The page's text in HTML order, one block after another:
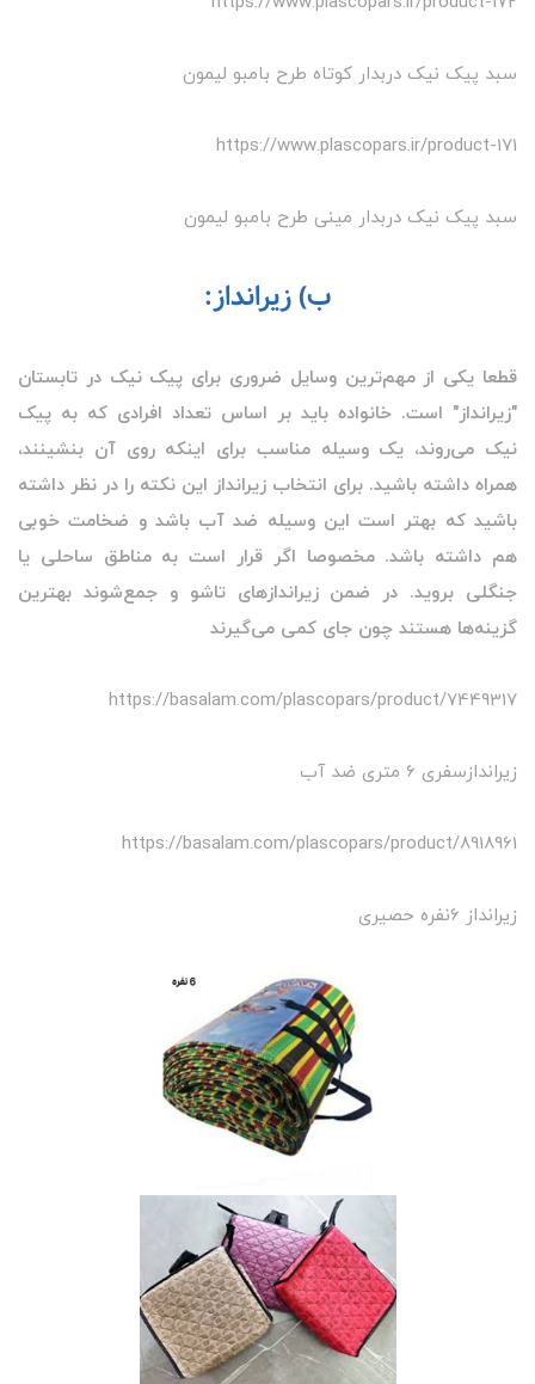
سبد پیک نیک دربدار کوتاه طرح بامبو لیمون
https://www.plascopars.ir/product-171
سبد پیک نیک دربدار مینی طرح بامبو لیمون
ب) زیرانداز:
قطعا یکی از مهم‌ترین وسایل ضروری برای پیک نیک در تابستان
"زیرانداز" است. خانواده باید بر اساس تعداد افرادی که به پیک
نیک می‌روند، یک وسیله مناسب برای اینکه روی آن بنشینند،
همراه داشته باشید. برای انتخاب زیرانداز این نکته را در نظر داشته
باشید که بهتر است این وسیله ضد آب باشد و ضخامت خوبی
هم داشته باشد. مخصوصا اگر قرار است به مناطق ساحلی یا
جنگلی بروید. در ضمن زیراندازهای تاشو و جمع‌شوند بهترین
گزینه‌ها هستند چون جای کمی می‌گیرند
https://basalam.com/plascopars/product/7449317
زیراندازسفری 6 متری ضد آب
https://basalam.com/plascopars/product/8918961
زیرانداز 6نفره حصیری